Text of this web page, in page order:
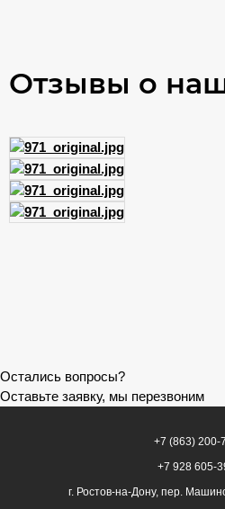
Отзывы о
Остались вопросы?
Оставьте заявку, мы перезвоним
+7 (863) 200-
+7 928 605-
г. Ростов-на-Дону, пер.